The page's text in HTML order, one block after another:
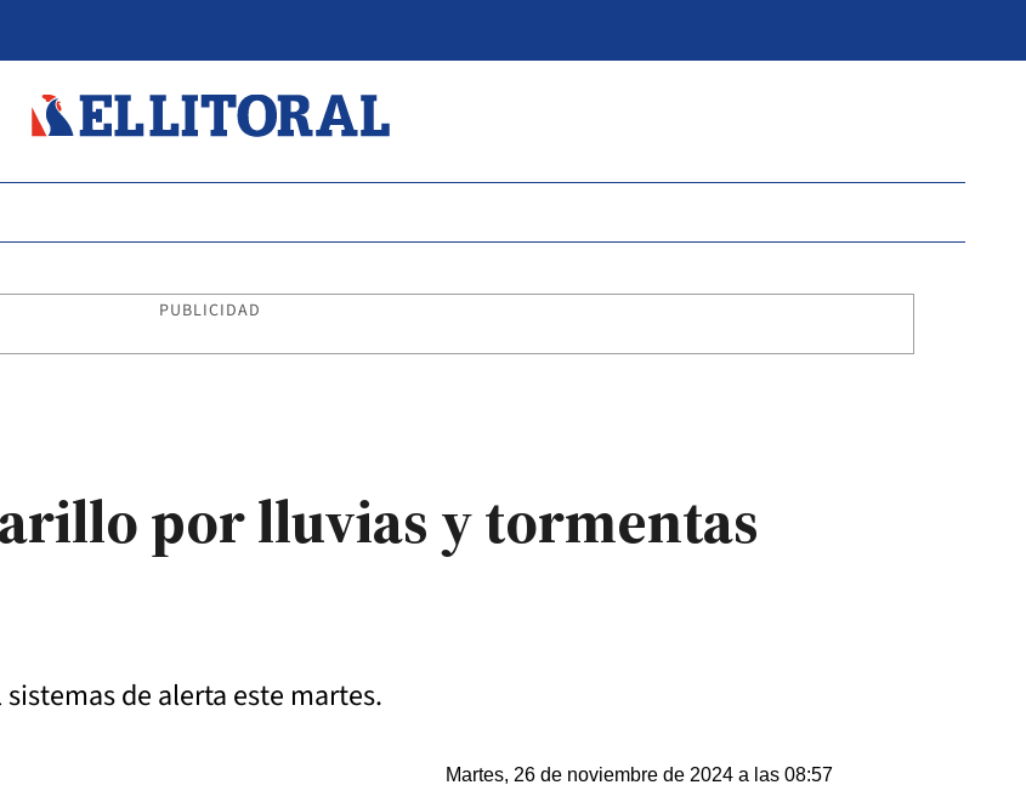
PUBLICIDAD
por lluvias y tormentas
de alerta este martes.
Martes, 26 de noviembre de 2024 a las 08:57